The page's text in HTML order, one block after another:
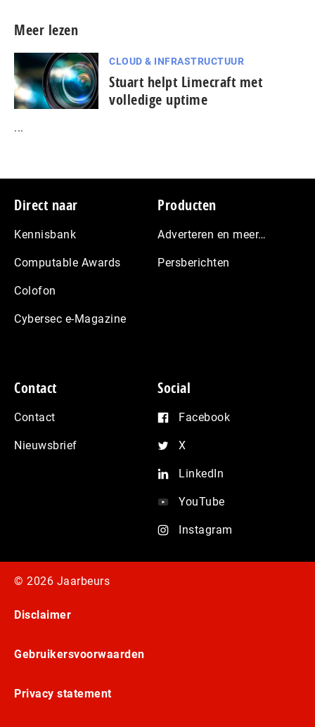
Meer lezen
CLOUD & INFRASTRUCTUUR
Stuart helpt Limecraft met
volledige uptime
...
Footer
Direct naar
Kennisbank
Computable Awards
Colofon
Cybersec e-Magazine
Producten
Adverteren en meer…
Persberichten
Contact
Contact
Nieuwsbrief
Social
Facebook
X
LinkedIn
YouTube
Instagram
© 2026 Jaarbeurs
Disclaimer
Gebruikersvoorwaarden
Privacy statement